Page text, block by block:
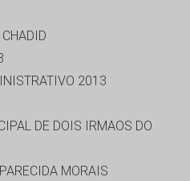
2013
DE DOIS IRMAOS DO
MORAIS